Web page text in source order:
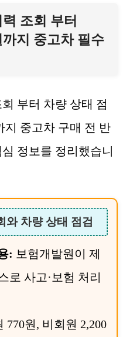
조회 부터
지 중고차 필수
부터 차량 상태 점
지 중고차 구매 전 반
정보를 정리했습니
와 차량 상태 점검
: 보험개발원이 제
로 사고·보험 처리
770원, 비회원 2,200